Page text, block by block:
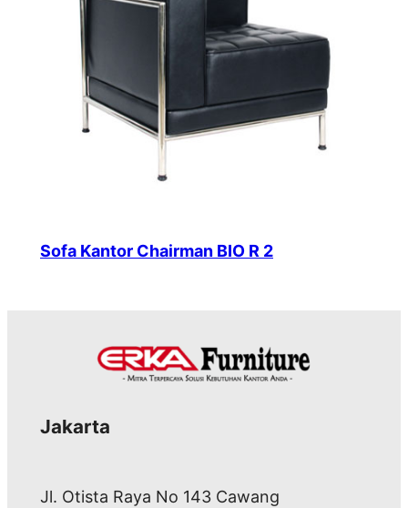
Sofa Kantor Chairman BIO R 2
Jakarta
Jl. Otista Raya No 143 Cawang